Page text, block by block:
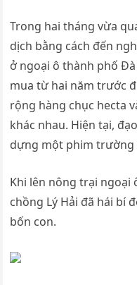
Trong hai tháng vừa
dịch bằng cách đến
ở ngoại ô thành phố
mua từ hai năm trước
rộng hàng chục hecta
khác nhau. Hiện tại,
dựng một phim trường
Khi lên nông trại ngoại
chồng Lý Hải đã hái bí
bốn con.